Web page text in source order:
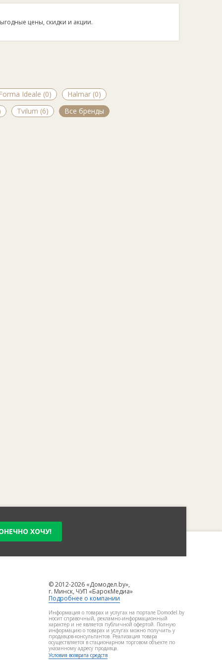
цены, скидки и акции.
Ideale (0)
Halmar (0)
Tvilum (6) Все бренды
ХОЧУ!
© 2012-2026 «Домодел.by»,
г. Минск, ЧУП «БарокМедиа»
Подробнее о компании
Информация о товарах и услугах на портале Domodel.by
носит справочный, рекламно-информационный
характер и не является публичной офертой. Полную
информацию о товарах и услугах можно получить у
продавцов-консультантов. Реализация товара
осуществляется в стационарном торговом объекте по
указанному адресу продавца.
Условия возврата средств